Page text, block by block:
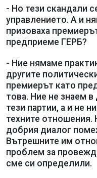
- Но тези скандали
управлението. А и
призоваха
предприеме ГЕРБ?
- Ние нямаме
другите
премиерът като
това. Ние не знаем
тези партии, а и не
техните
добрия диалог
Вътрешните им
проблем за
сме си определили.